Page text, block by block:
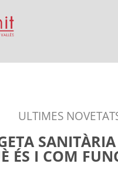
ULTIMES
ÉS I COM